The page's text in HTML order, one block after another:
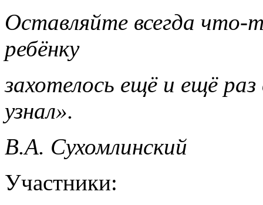
Оставляйте всегда что-
ребёнку
захотелось ещё и ещё
узнал».
В.А. Сухомлинский
Участники: